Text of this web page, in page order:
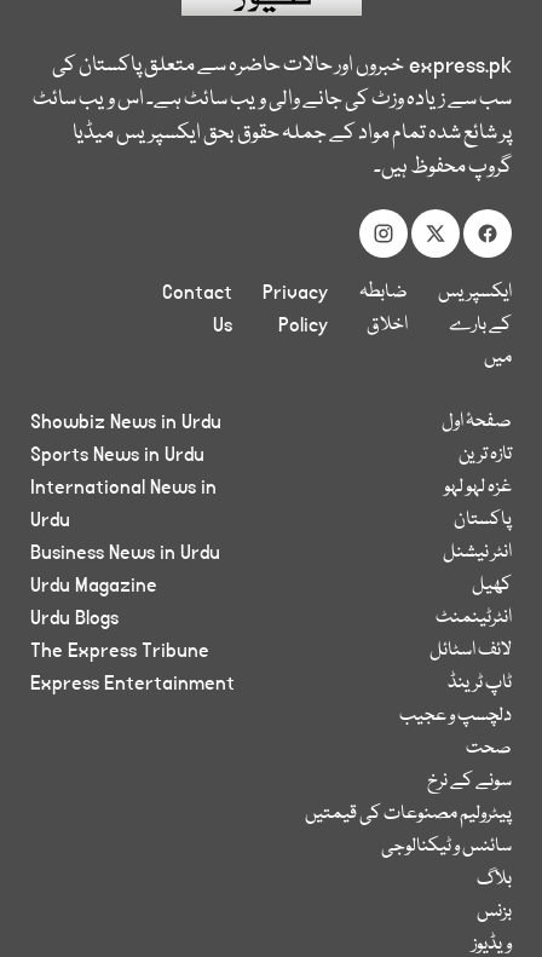
express.pkخبروں اور حالات حاضرہ سے متعلق پاکستان کی
سب سے زیادہ وزٹ کی جانے والی ویب سائٹ ہے۔ اس ویب سائٹ
پر شائع شدہ تمام مواد کے جملہ حقوق بحق ایکسپریس میڈیا
گروپ محفوظ ہیں۔
ایکسپریس
کے بارے
میں
ضابطہ
اخلاق
Privacy
Policy
Contact
Us
صفحۂ اول
تازہ ترین
غزہ لہو لہو
پاکستان
انٹر نیشنل
کھیل
انٹرٹینمنٹ
لائف اسٹائل
ٹاپ ٹرینڈ
دلچسپ و عجیب
صحت
سونے کے نرخ
پیٹرولیم مصنوعات کی قیمتیں
سائنس و ٹیکنالوجی
بلاگ
بزنس
ویڈیوز
Showbiz News in Urdu
Sports News in Urdu
International News in
Urdu
Business News in Urdu
Urdu Magazine
Urdu Blogs
The Express Tribune
Express Entertainment